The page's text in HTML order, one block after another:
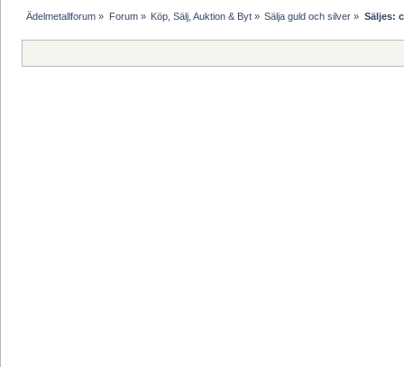
Ädelmetallforum » Forum» Köp, Sälj, Auktion & Byt» Sälja guld och silver » Säljes: